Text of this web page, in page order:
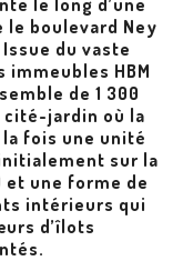
boulevard Ney
du vaste
HBM
de 1 300
cité-jardin où la
fois une unité
sur la
une forme de
intérieurs qui
d’îlots